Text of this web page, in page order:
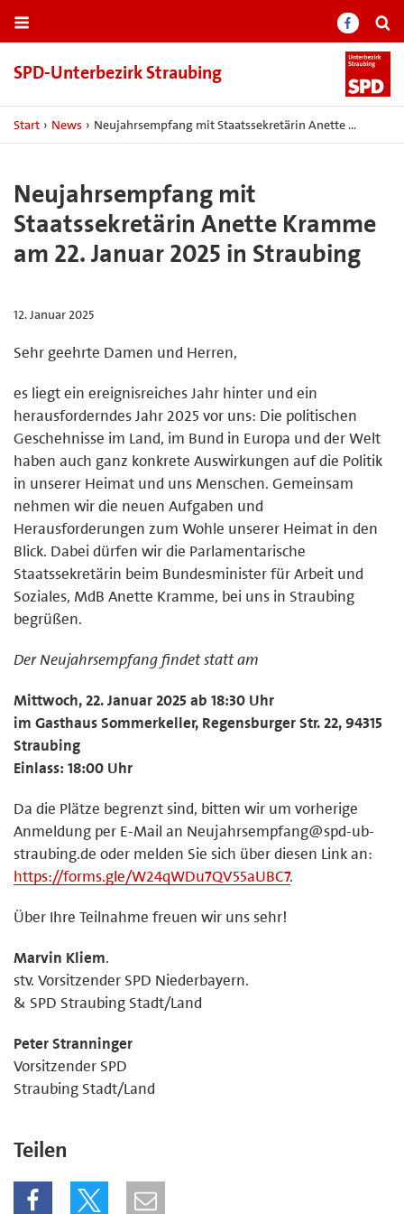
SPD-​Unterbezirk Straubing
Start › News › Neujahrsempfang mit Staatssekretärin Anette …
Neujahrsempfang mit
Staatssekretärin Anette Kramme
am 22. Januar 2025 in Straubing
12. Januar 2025
Sehr geehrte Damen und Herren,
es liegt ein ereignisreiches Jahr hinter und ein
herausforderndes Jahr 2025 vor uns: Die politischen
Geschehnisse im Land, im Bund in Europa und der Welt
haben auch ganz konkrete Auswirkungen auf die Politik
in unserer Heimat und uns Menschen. Gemeinsam
nehmen wir die neuen Aufgaben und
Herausforderungen zum Wohle unserer Heimat in den
Blick. Dabei dürfen wir die Parlamentarische
Staatssekretärin beim Bundesminister für Arbeit und
Soziales, MdB Anette Kramme, bei uns in Straubing
begrüßen.
Der Neujahrsempfang findet statt am
Mittwoch, 22. Januar 2025 ab 18:30 Uhr
im Gasthaus Sommerkeller, Regensburger Str. 22, 94315
Straubing
Einlass: 18:00 Uhr
Da die Plätze begrenzt sind, bitten wir um vorherige
Anmeldung per E-Mail an Neujahrsempfang@spd-ub-
straubing.de oder melden Sie sich über diesen Link an:
https://forms.gle/W24qWDu7QV55aUBC7.
Über Ihre Teilnahme freuen wir uns sehr!
Marvin Kliem.
stv. Vorsitzender SPD Niederbayern.
& SPD Straubing Stadt/Land
Peter Stranninger
Vorsitzender SPD
Straubing Stadt/Land
Teilen